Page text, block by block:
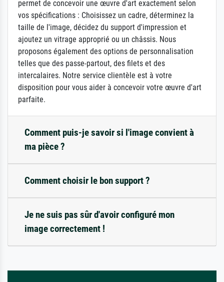
permet de concevoir une œuvre d'art exactement selon
vos spécifications : Choisissez un cadre, déterminez la
taille de l'image, décidez du support d'impression et
ajoutez un vitrage approprié ou un châssis. Nous
proposons également des options de personnalisation
telles que des passe-partout, des filets et des
intercalaires. Notre service clientèle est à votre
disposition pour vous aider à concevoir votre œuvre d'art
parfaite.
Comment puis-je savoir si l'image convient à
ma pièce ?
Comment choisir le bon support ?
Je ne suis pas sûr d'avoir configuré mon
image correctement !